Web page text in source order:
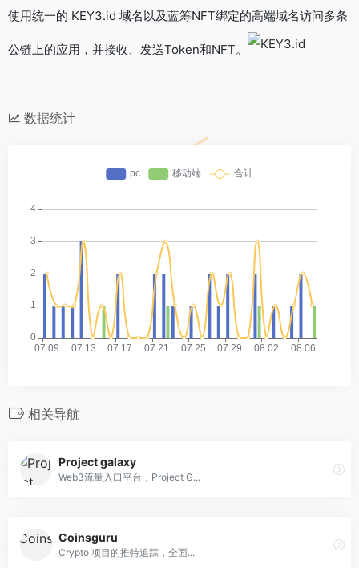
使用统一的 KEY3.id 域名以及蓝筹NFT绑定的高端域名访问多条
公链上的应用，并接收、发送Token和NFT。
数据统计
相关导航
Project galaxy
Web3流量入口平台，Project G...
Coinsguru
Crypto 项目的推特追踪，全面...